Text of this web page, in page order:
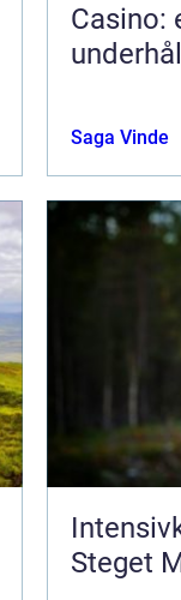
Casino:
Saga Vinde
Steget